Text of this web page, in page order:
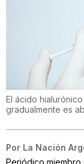
El ácido
gradualmente es
Por La Nación